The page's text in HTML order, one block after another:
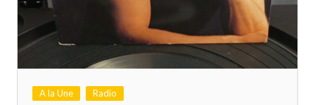
A la Une Radio